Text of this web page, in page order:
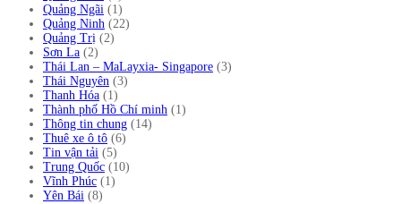
Quảng Ngãi (1)
Quảng Ninh (22)
Quảng Trị (2)
Sơn La (2)
Thái Lan – MaLayxia- Singapore (3)
Thái Nguyên (3)
Thanh Hóa (1)
Thành phố Hồ Chí minh (1)
Thông tin chung (14)
Thuê xe ô tô (6)
Tin vận tải (5)
Trung Quốc (10)
Vĩnh Phúc (1)
Yên Bái (8)